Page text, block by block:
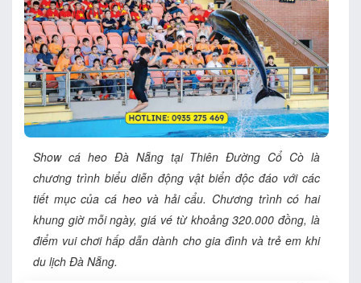
Show cá heo Đà Nẵng tại Thiên Đường Cổ Cò là
chương trình biểu diễn động vật biển độc đáo với các
tiết mục của cá heo và hải cẩu. Chương trình có hai
khung giờ mỗi ngày, giá vé từ khoảng 320.000 đồng, là
điểm vui chơi hấp dẫn dành cho gia đình và trẻ em khi
du lịch Đà Nẵng.